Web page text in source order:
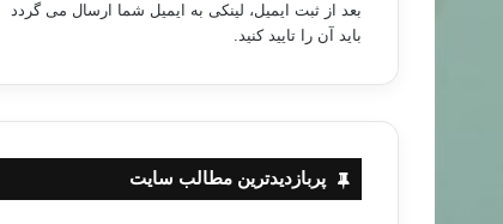
بعد از ثبت ایمیل، لینکی به ایمیل شما ارسال می گردد
باید آن را تایید کنید.
پربازدیدترین مطالب سایت